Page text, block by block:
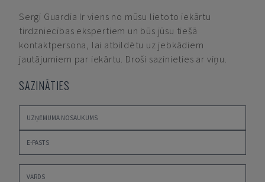
Sergi Guardia Ir viens no mūsu lietoto iekārtu
tirdzniecības ekspertiem un būs jūsu tiešā
kontaktpersona, lai atbildētu uz jebkādiem
jautājumiem par iekārtu. Droši sazinieties ar viņu.
SAZINĀTIES